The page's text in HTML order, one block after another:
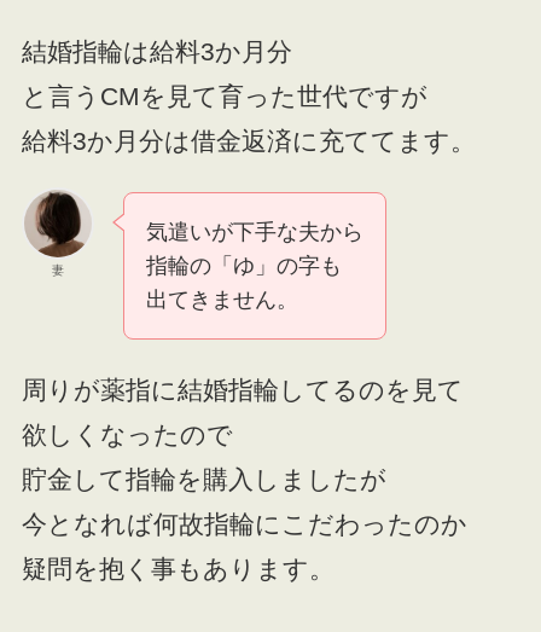
結婚指輪は給料3か月分
と言うCMを見て育った世代ですが
給料3か月分は借金返済に充ててます。
妻
気遣いが下手な夫から
指輪の「ゆ」の字も
出てきません。
周りが薬指に結婚指輪してるのを見て
欲しくなったので
貯金して指輪を購入しましたが
今となれば何故指輪にこだわったのか
疑問を抱く事もあります。